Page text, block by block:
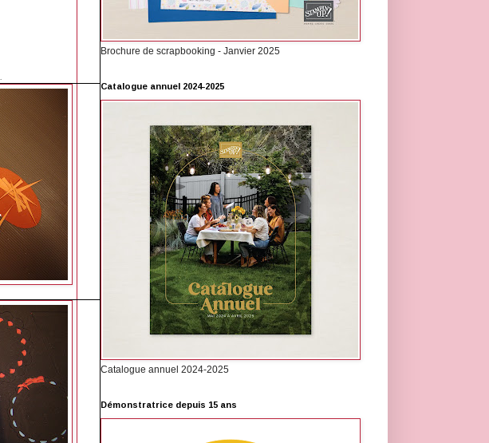
Brochure de scrapbooking - Janvier 2025
Catalogue annuel 2024-2025
Catalogue annuel 2024-2025
Démonstratrice depuis 15 ans